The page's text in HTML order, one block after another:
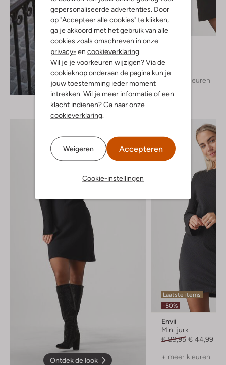
gepersonaliseerde advertenties. Door
op "Accepteer alle cookies" te klikken,
ga je akkoord met het gebruik van alle
cookies zoals omschreven in onze
privacy- en cookieverklaring.
Wil je je voorkeuren wijzigen? Via de
cookieknop onderaan de pagina kun je
jouw toestemming ieder moment
intrekken. Wil je meer informatie of een
klacht indienen? Ga naar onze
cookieverklaring.
Weigeren Accepteren
Cookie-instellingen
Ontdek de look
€ 189,99
+ meer kleuren
Ontdek de look
Laatste items
-50%
Envii
Mini jurk
€ 89,95 € 44,99
+ meer kleuren